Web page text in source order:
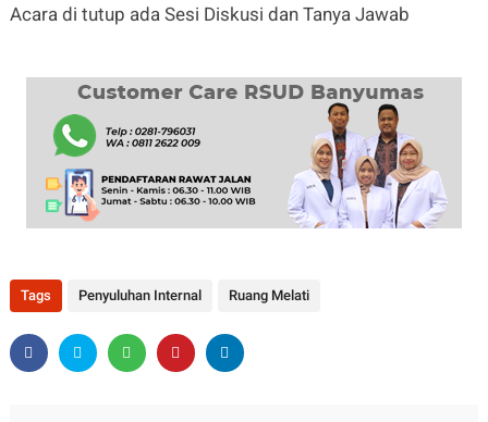
Acara di tutup ada Sesi Diskusi dan Tanya Jawab
Tags Penyuluhan Internal Ruang Melati